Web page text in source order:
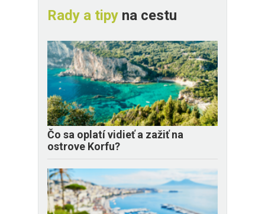
Rady a tipy na cestu
Čo sa oplatí vidieť a zažiť na
ostrove Korfu?